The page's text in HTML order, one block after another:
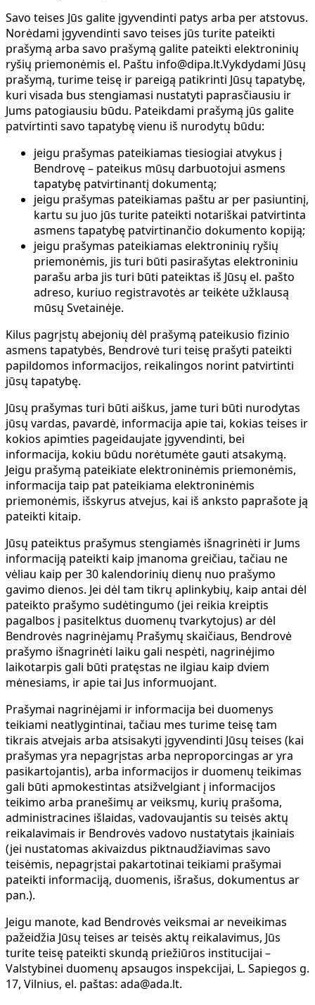
Savo teises Jūs galite įgyvendinti patys arba per atstovus.
Norėdami įgyvendinti savo teises jūs turite pateikti
prašymą arba savo prašymą galite pateikti elektroninių
ryšių priemonėmis el. Paštu info@dipa.lt.Vykdydami Jūsų
prašymą, turime teisę ir pareigą patikrinti Jūsų tapatybę,
kuri visada bus stengiamasi nustatyti paprasčiausiu ir
Jums patogiausiu būdu. Pateikdami prašymą jūs galite
patvirtinti savo tapatybę vienu iš nurodytų būdu:
jeigu prašymas pateikiamas tiesiogiai atvykus į
Bendrovę – pateikus mūsų darbuotojui asmens
tapatybę patvirtinantį dokumentą;
jeigu prašymas pateikiamas paštu ar per pasiuntinį,
kartu su juo jūs turite pateikti notariškai patvirtinta
asmens tapatybę patvirtinančio dokumento kopiją;
jeigu prašymas pateikiamas elektroninių ryšių
priemonėmis, jis turi būti pasirašytas elektroniniu
parašu arba jis turi būti pateiktas iš Jūsų el. pašto
adreso, kuriuo registravotės ar teikėte užklausą
mūsų Svetainėje.
Kilus pagrįstų abejonių dėl prašymą pateikusio fizinio
asmens tapatybės, Bendrovė turi teisę prašyti pateikti
papildomos informacijos, reikalingos norint patvirtinti
jūsų tapatybę.
Jūsų prašymas turi būti aiškus, jame turi būti nurodytas
jūsų vardas, pavardė, informacija apie tai, kokias teises ir
kokios apimties pageidaujate įgyvendinti, bei
informacija, kokiu būdu norėtumėte gauti atsakymą.
Jeigu prašymą pateikiate elektroninėmis priemonėmis,
informacija taip pat pateikiama elektroninėmis
priemonėmis, išskyrus atvejus, kai iš anksto paprašote ją
pateikti kitaip.
Jūsų pateiktus prašymus stengiamės išnagrinėti ir Jums
informaciją pateikti kaip įmanoma greičiau, tačiau ne
vėliau kaip per 30 kalendorinių dienų nuo prašymo
gavimo dienos. Jei dėl tam tikrų aplinkybių, kaip antai dėl
pateikto prašymo sudėtingumo (jei reikia kreiptis
pagalbos į pasitelktus duomenų tvarkytojus) ar dėl
Bendrovės nagrinėjamų Prašymų skaičiaus, Bendrovė
prašymo išnagrinėti laiku gali nespėti, nagrinėjimo
laikotarpis gali būti pratęstas ne ilgiau kaip dviem
mėnesiams, ir apie tai Jus informuojant.
Prašymai nagrinėjami ir informacija bei duomenys
teikiami neatlygintinai, tačiau mes turime teisę tam
tikrais atvejais arba atsisakyti įgyvendinti Jūsų teises (kai
prašymas yra nepagrįstas arba neproporcingas ar yra
pasikartojantis), arba informacijos ir duomenų teikimas
gali būti apmokestintas atsižvelgiant į informacijos
teikimo arba pranešimų ar veiksmų, kurių prašoma,
administracines išlaidas, vadovaujantis su teisės aktų
reikalavimais ir Bendrovės vadovo nustatytais įkainiais
(jei nustatomas akivaizdus piktnaudžiavimas savo
teisėmis, nepagrįstai pakartotinai teikiami prašymai
pateikti informaciją, duomenis, išrašus, dokumentus ar
pan.).
Jeigu manote, kad Bendrovės veiksmai ar neveikimas
pažeidžia Jūsų teises ar teisės aktų reikalavimus, Jūs
turite teisę pateikti skundą priežiūros institucijai –
Valstybinei duomenų apsaugos inspekcijai, L. Sapiegos g.
17, Vilnius, el. paštas: ada@ada.lt.